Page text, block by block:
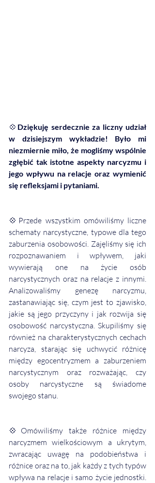
💠 Dziękuję serdecznie za liczny udział
w dzisiejszym wykładzie! Było mi
niezmiernie miło, że mogliśmy wspólnie
zgłębić tak istotne aspekty narcyzmu i
jego wpływu na relacje oraz wymienić
się refleksjami i pytaniami.
💠Przede wszystkim omówiliśmy liczne
schematy narcystyczne, typowe dla tego
zaburzenia osobowości. Zajęliśmy się ich
rozpoznawaniem i wpływem, jaki
wywierają one na życie osób
narcystycznych oraz na relacje z innymi.
Analizowaliśmy genezę narcyzmu,
zastanawiając się, czym jest to zjawisko,
jakie są jego przyczyny i jak rozwija się
osobowość narcystyczna. Skupiliśmy się
również na charakterystycznych cechach
narcyza, starając się uchwycić różnicę
między egocentryzmem a zaburzeniem
narcystycznym oraz rozważając, czy
osoby narcystyczne są świadome
swojego stanu.
💠Omówiliśmy także różnice między
narcyzmem wielkościowym a ukrytym,
zwracając uwagę na podobieństwa i
różnice oraz na to, jak każdy z tych typów
wpływa na relacje i samo życie jednostki.